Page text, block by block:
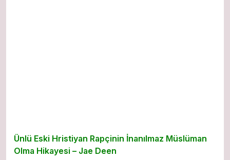
Ünlü Eski Hristiyan Rapçinin İnanılmaz Müslüman
Olma Hikayesi – Jae Deen